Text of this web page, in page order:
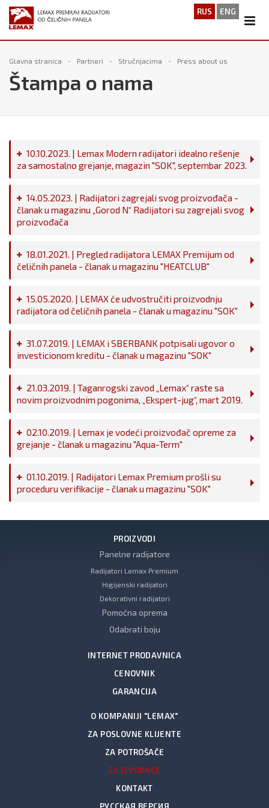
RUS ENG
Glavna stranica Partneri Stručnjacima Press about us
Štampa o nama
10.10.2023. | Lemax Modern radijatori idealno rešenje
za samostalno grejanje, magazin "SOK", septembar 2023.
14.05.2023. | Radijatori zagrejali svog proizvođača -
članak u magazinu „Gorod N“ Radijatori su zagrejali svog
proizvođača
18.01.2021. | Pregled radijatora LEMAX Premijum od
čeličnih panela - članak u magazinu "HEATCLUB"
15.05.2020. | LEMAX će udvostručiti proizvodnju
radijatora od čeličnih panela - članak u magazinu "SOK"
31.07.2019. | LEMAX i SBERBANK potpisali ugovor o
investicionom kreditu - članak u magazinu "SOK"
21.03.2019. | Taganrogski zavod „Lemax“ raste sa
novim proizvodnim pogonima, „Ekspert-jug“, mart 2019.
02.10.2019. | Lemax je vodeći proizvođač opreme za
grejanje - članak u magazinu "Aqua-Term"
01.10.2019. | Radijatori Lemax Premium prošli su
proceduru verifikacije - članak u magazinu "SOK"
PROIZVODI
Panelne radijatore
Radijatori Lemax Premium
Higijenski radijatori
Dekorativni radijatori
Pomoćna oprema
Odabrati boju
INTERNET PRODAVNICA
CENOVNIK
GARANCIJA
O KOMPANIJI "LEMAX"
ZA POSLOVNE KLIJENTE
ZA POTROŠAČE
ZA IZVOĐAČE
KONTAKT